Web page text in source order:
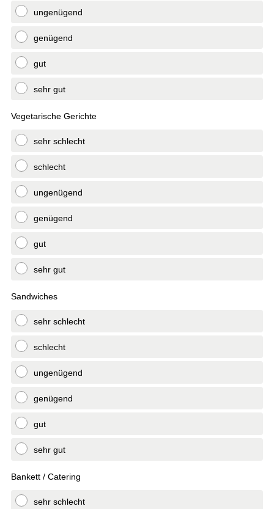
ungenügend
genügend
gut
sehr gut
Vegetarische Gerichte
sehr schlecht
schlecht
ungenügend
genügend
gut
sehr gut
Sandwiches
sehr schlecht
schlecht
ungenügend
genügend
gut
sehr gut
Bankett / Catering
sehr schlecht